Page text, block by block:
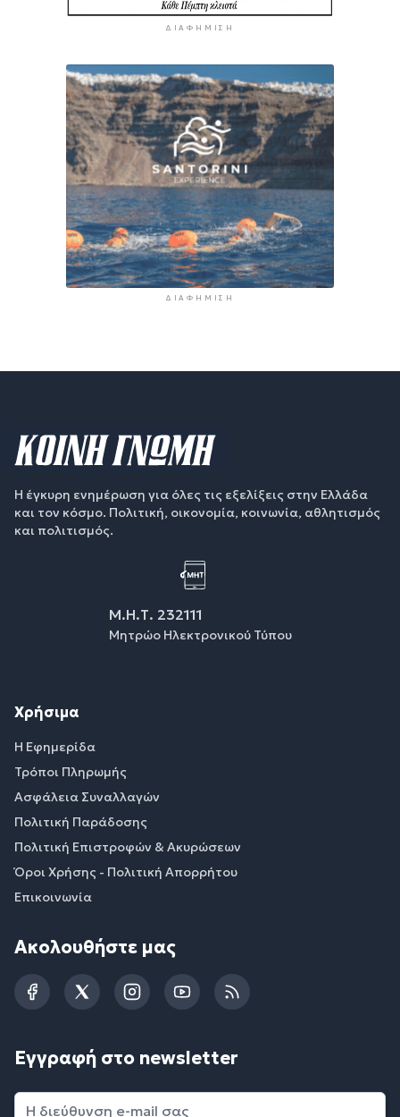
ΔΙΑΦΉΜΙΣΗ
ΔΙΑΦΉΜΙΣΗ
Η έγκυρη ενημέρωση για όλες τις εξελίξεις στην Ελλάδα
και τον κόσμο. Πολιτική, οικονομία, κοινωνία, αθλητισμός
και πολιτισμός.
Μ.Η.Τ. 232111
Μητρώο Ηλεκτρονικού Τύπου
Χρήσιμα
Η Εφημερίδα
Τρόποι Πληρωμής
Ασφάλεια Συναλλαγών
Πολιτική Παράδοσης
Πολιτική Επιστροφών & Ακυρώσεων
Όροι Χρήσης - Πολιτική Απορρήτου
Επικοινωνία
Ακολουθήστε μας
FacebookTwitterInstagramYouTubeRSS
Εγγραφή στο newsletter